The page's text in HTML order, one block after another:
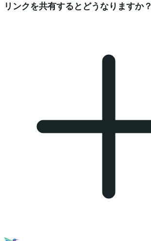
リンクを共有するとどうなりますか？